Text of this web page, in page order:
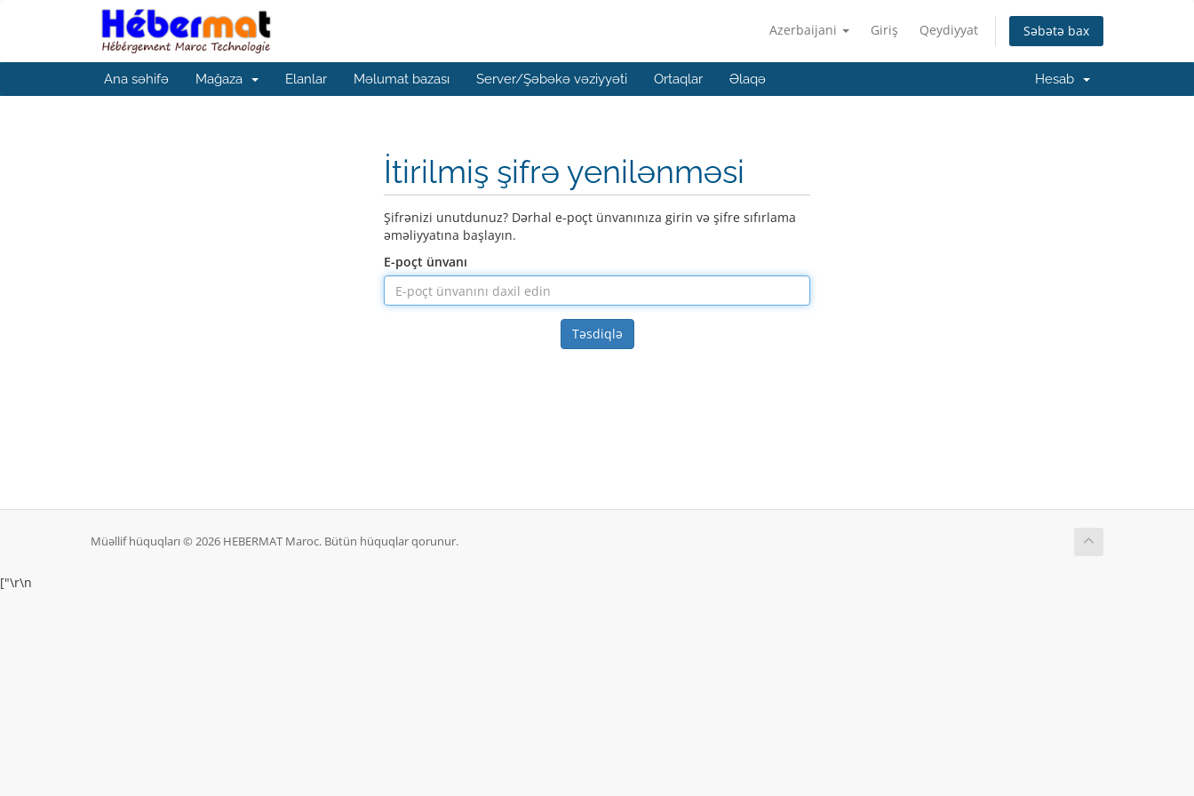
Azerbaijani Giriş Qeydiyyat Səbətə bax
Ana səhifə Mağaza Elanlar Məlumat bazası Server/Şəbəkə vəziyyəti Ortaqlar Əlaqə Hesab
İtirilmiş şifrə yenilənməsi
Şifrənizi unutdunuz? Dərhal e-poçt ünvanınıza girin və şifre sıfırlama
əməliyyatına başlayın.
E-poçt ünvanı
Təsdiqlə
Müəllif hüquqları © 2026 HEBERMAT Maroc. Bütün hüquqlar qorunur.
["\r\n